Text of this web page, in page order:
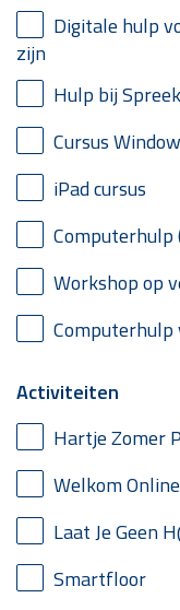
Digitale hulp
zijn
Hulp bij
Cursus
iPad cursus
Computerhulp
Workshop op
Activiteiten
Hartje Zomer
Welkom
Laat Je Geen
Smartfloor